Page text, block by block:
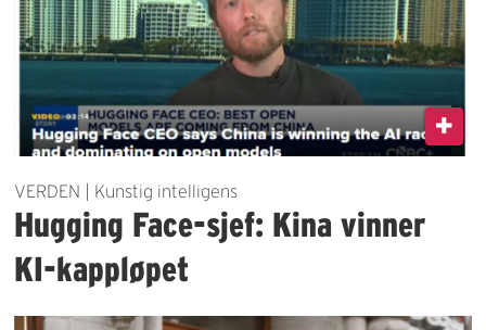
VERDEN | Kunstig intelligens
Hugging Face-sjef: Kina vinner
KI-kappløpet